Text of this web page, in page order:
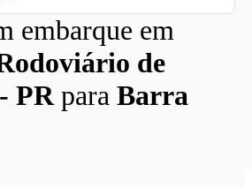
embarque em
de
PRpara Barra